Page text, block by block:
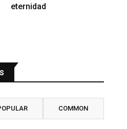
eternidad
COMMON